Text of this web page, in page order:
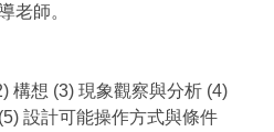
老師。
構想 (3) 現象觀察與分析 (4)
設計可能操作方式與條件